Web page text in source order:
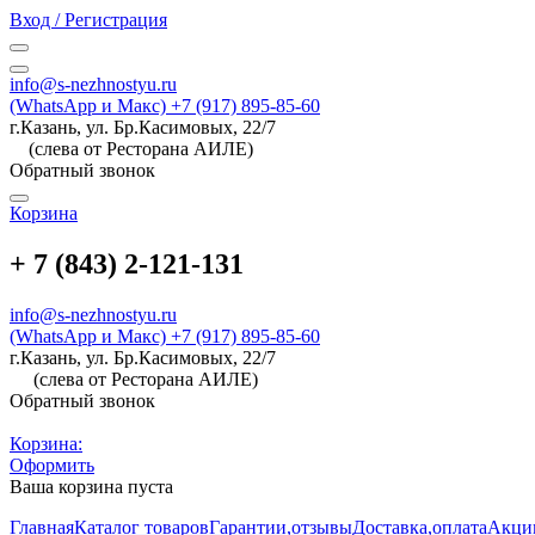
Вход / Регистрация
info@s-nezhnostyu.ru
(WhatsApp и Макс) +7 (917) 895-85-60
г.Казань, ул. Бр.Касимовых, 22/7
(слева от Ресторана АИЛЕ)
Обратный звонок
Корзина
+ 7 (843) 2-121-131
info@s-nezhnostyu.ru
(WhatsApp и Макс) +7 (917) 895-85-60
г.Казань, ул. Бр.Касимовых, 22/7
(слева от Ресторана АИЛЕ)
Обратный звонок
Корзина:
Оформить
Ваша корзина пуста
ГлавнаяКаталог товаровГарантии,отзывыДоставка,оплата